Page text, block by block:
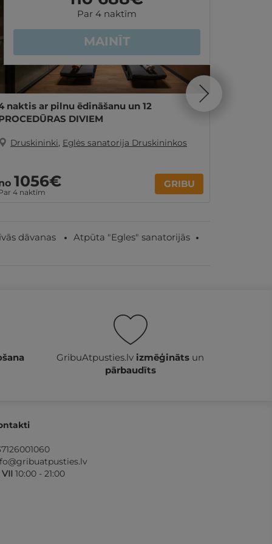
Par 4 naktīm
MAINĪT
naktis ar pilnu ēdināšanu un 12
DIVIEM
Druskininki, Eglės sanatorija Druskininkos
1056€
4 naktīm
GRIBU
dāvanas
Atpūta "Egles" sanatorijās
GribuAtpusties.lv izmēģināts un
pārbaudīts
VII 10:00 - 21:00